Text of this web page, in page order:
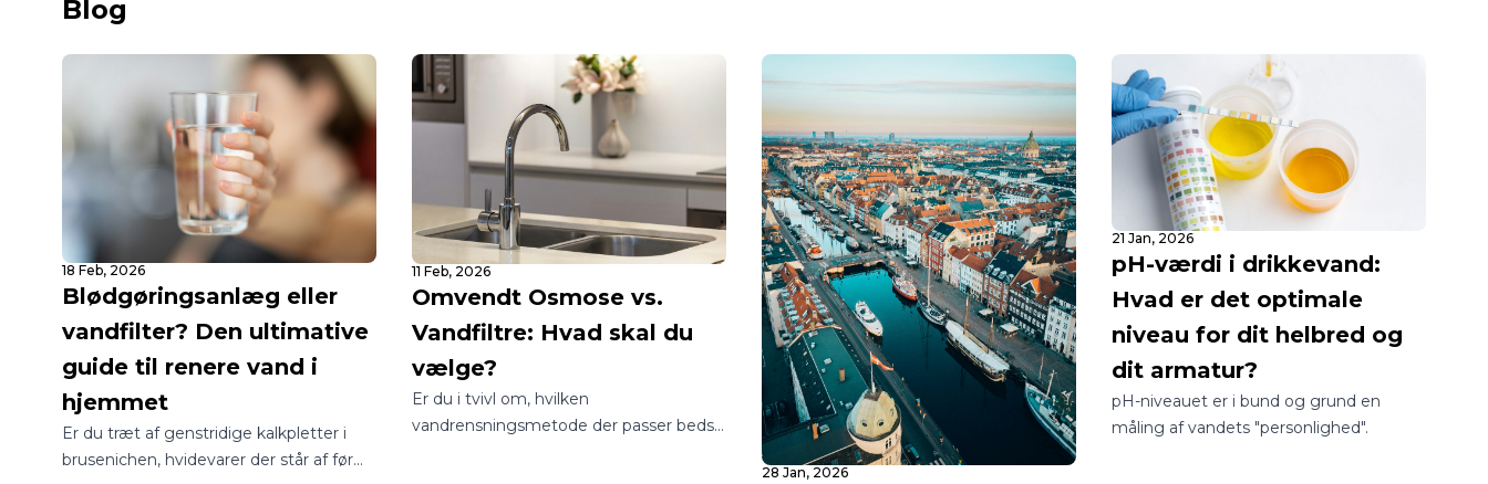
Blog
18 Feb, 2026
Blødgøringsanlæg eller
vandfilter? Den ultimative
guide til renere vand i
hjemmet
Er du træt af genstridige kalkpletter i
brusenichen, hvidevarer der står af før
11 Feb, 2026
Omvendt Osmose vs.
Vandfiltre: Hvad skal du
vælge?
Er du i tvivl om, hvilken
vandrensningsmetode der passer bedst
28 Jan, 2026
21 Jan, 2026
pH-værdi i drikkevand:
Hvad er det optimale
niveau for dit helbred og
dit armatur?
pH-niveauet er i bund og grund en
måling af vandets "personlighed".